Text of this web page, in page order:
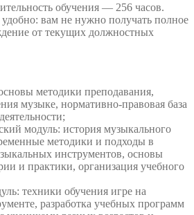
обучения — 256 часов.
вам не нужно получать полное
от текущих должностных
методики преподавания,
музыке, нормативно-правовая база
модуль: история музыкального
методики и подходы в
инструментов, основы
и практики, организация учебного
техники обучения игре на
разработка учебных программ